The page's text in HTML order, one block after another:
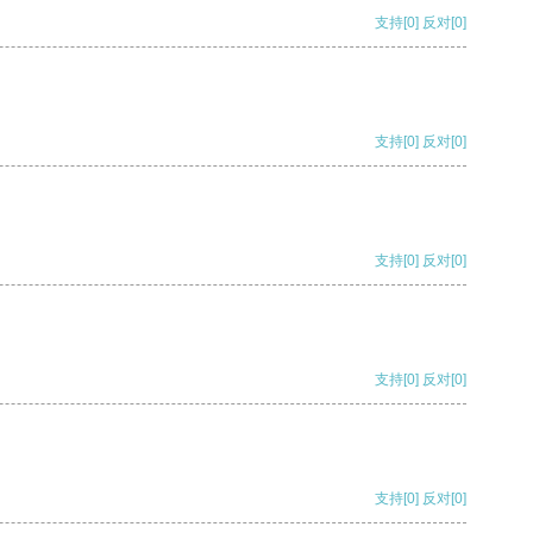
支持[0] 反对[0]
支持[0] 反对[0]
支持[0] 反对[0]
支持[0] 反对[0]
支持[0] 反对[0]